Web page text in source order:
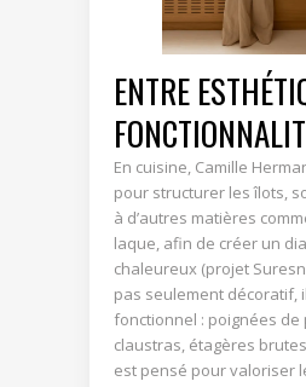
ENTRE
En cuisine, Camille
pour structurer les îlots,
à d’autres matières
laque, afin de créer un
chaleureux (projet
pas seulement décoratif,
fonctionnel : poignées de
claustras, étagères
est pensé pour valoriser